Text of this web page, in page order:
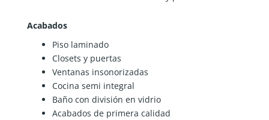
Acabados
Piso laminado
Closets y puertas
Ventanas insonorizadas
Cocina semi integral
Baño con división en vidrio
Acabados de primera calidad